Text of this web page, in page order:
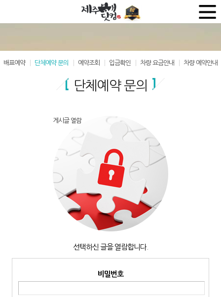
배표예약 단체예약 문의 예약조회 입금확인 차량 요금안내 차량 예약안내
단체예약 문의
게시글 열람
선택하신 글을 열람합니다.
비밀번호